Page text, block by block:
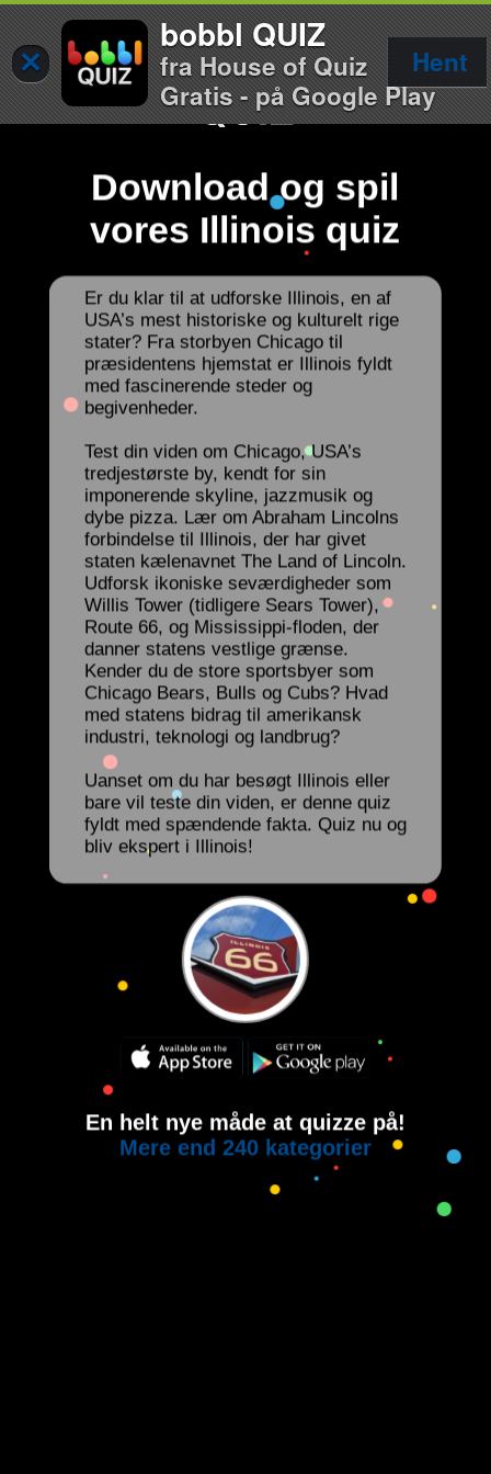
×
bobbl QUIZ
fra House of Quiz
Gratis - på Google Play
Hent
Download og spil
vores Illinois quiz
Er du klar til at udforske Illinois, en af
USA’s mest historiske og kulturelt rige
stater? Fra storbyen Chicago til
præsidentens hjemstat er Illinois fyldt
med fascinerende steder og
begivenheder.
Test din viden om Chicago, USA’s
tredjestørste by, kendt for sin
imponerende skyline, jazzmusik og
dybe pizza. Lær om Abraham Lincolns
forbindelse til Illinois, der har givet
staten kælenavnet The Land of Lincoln.
Udforsk ikoniske seværdigheder som
Willis Tower (tidligere Sears Tower),
Route 66, og Mississippi-floden, der
danner statens vestlige grænse.
Kender du de store sportsbyer som
Chicago Bears, Bulls og Cubs? Hvad
med statens bidrag til amerikansk
industri, teknologi og landbrug?
Uanset om du har besøgt Illinois eller
bare vil teste din viden, er denne quiz
fyldt med spændende fakta. Quiz nu og
bliv ekspert i Illinois!
En helt nye måde at quizze på!
Mere end 240 kategorier